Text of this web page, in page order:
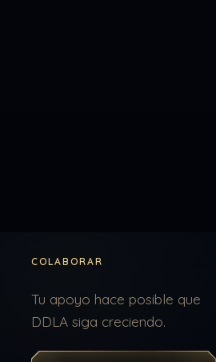
COLABORAR
Tu apoyo hace posible que
DDLA siga creciendo.